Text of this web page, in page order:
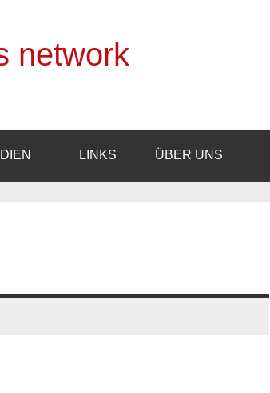
network
LINKS ÜBER UNS